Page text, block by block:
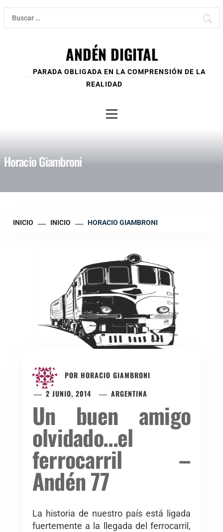
Ir
contenido
Buscar:
ANDÉN DIGITAL
PARADA OBLIGADA EN LA COMPRENSIÓN DE LA
REALIDAD
principal
Horacio Giambroni
INICIO INICIO HORACIO GIAMBRONI
POR HORACIO GIAMBRONI
2 JUNIO, 2014
ARGENTINA
Un buen amigo
olvidado…el
ferrocarril –
Andén 77
La historia de nuestro país está ligada
fuertemente a la llegada del ferrocarril,